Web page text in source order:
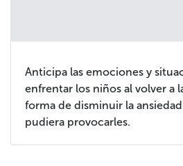
Anticipa las emociones y
enfrentar los niños al volver a
forma de disminuir la
pudiera provocarles.